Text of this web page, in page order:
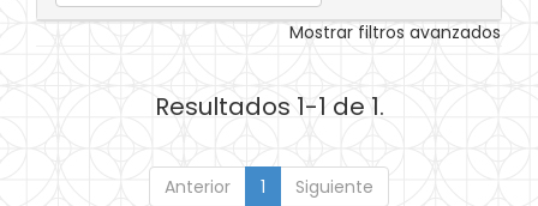
Mostrar filtros avanzados
Resultados 1-1 de 1.
Anterior 1 Siguiente